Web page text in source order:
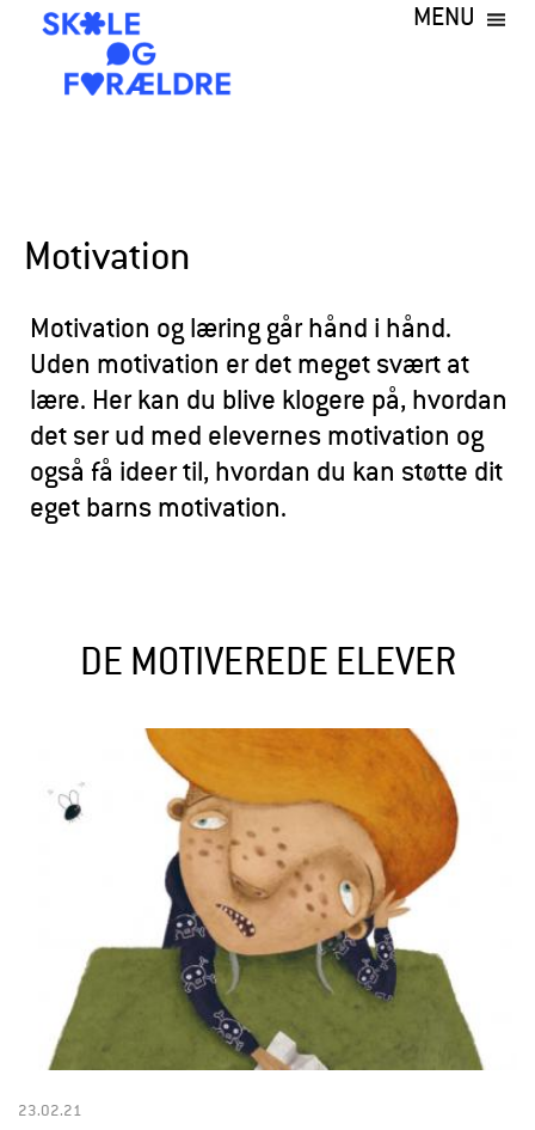
hovedindhold
l
o
g
F
o
r
æ
MENU
Motivation
Motivation og læring går hånd i hånd.
Uden motivation er det meget svært at
lære. Her kan du blive klogere på, hvordan
det ser ud med elevernes motivation og
også få ideer til, hvordan du kan støtte dit
eget barns motivation.
DE MOTIVEREDE ELEVER
23.02.21